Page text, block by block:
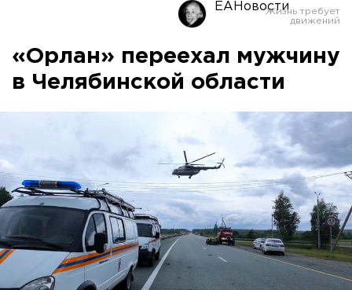
Оренбург
ЕАНовости
«Орлан» переехал мужчину
в Челябинской области